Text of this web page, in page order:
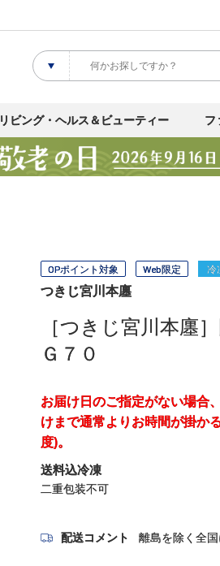
リビング・ヘルス＆ビューティー フ
OPポイント対象 Web限定 冷
つきじ宮川本廛
［つきじ宮川本廛
Ｇ７０
お届け日のご指定がない場合
けまで通常よりお時間が掛か
度)。
送料込冷凍
二重包装不可
配送コメント 離島を除く全